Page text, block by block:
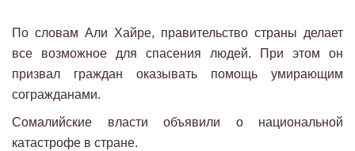
По словам Али Хайре, правительство страны делает
все возможное для спасения людей. При этом он
призвал граждан оказывать помощь умирающим
согражданами.
Сомалийские власти объявили о национальной
катастрофе в стране.